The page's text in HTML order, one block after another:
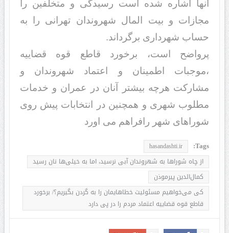
آنها اشاره شده است رسیدگی و متخلفین را
مجازات و بیت المال شهروندان تهرانی را به
حساب شهرداری برگرداند.
پرواضح است، برخورد قاطع قوه قضاییه
،موجبات اطمینان و اعتماد شهروندان و
مشارکت هرچه بیشتر آنان در عمران و خدمات
مطلوب شهری و همچنین در انتخابات پیش روی
شوراهای شهر رافراهم می اورد
Tags:
hasandashti.ir
از چاه شوراها به شهروندان آبی نرسید، اما به خیلی‌ها نان رسید
کمال‌الدین پیرموذن
کی می‌خواهیم مسئولیت خطاهایمان را به گردن بگیریم؟/ برخورد
قاطع قوه قضاییه اعتماد مردم را در پی دارد